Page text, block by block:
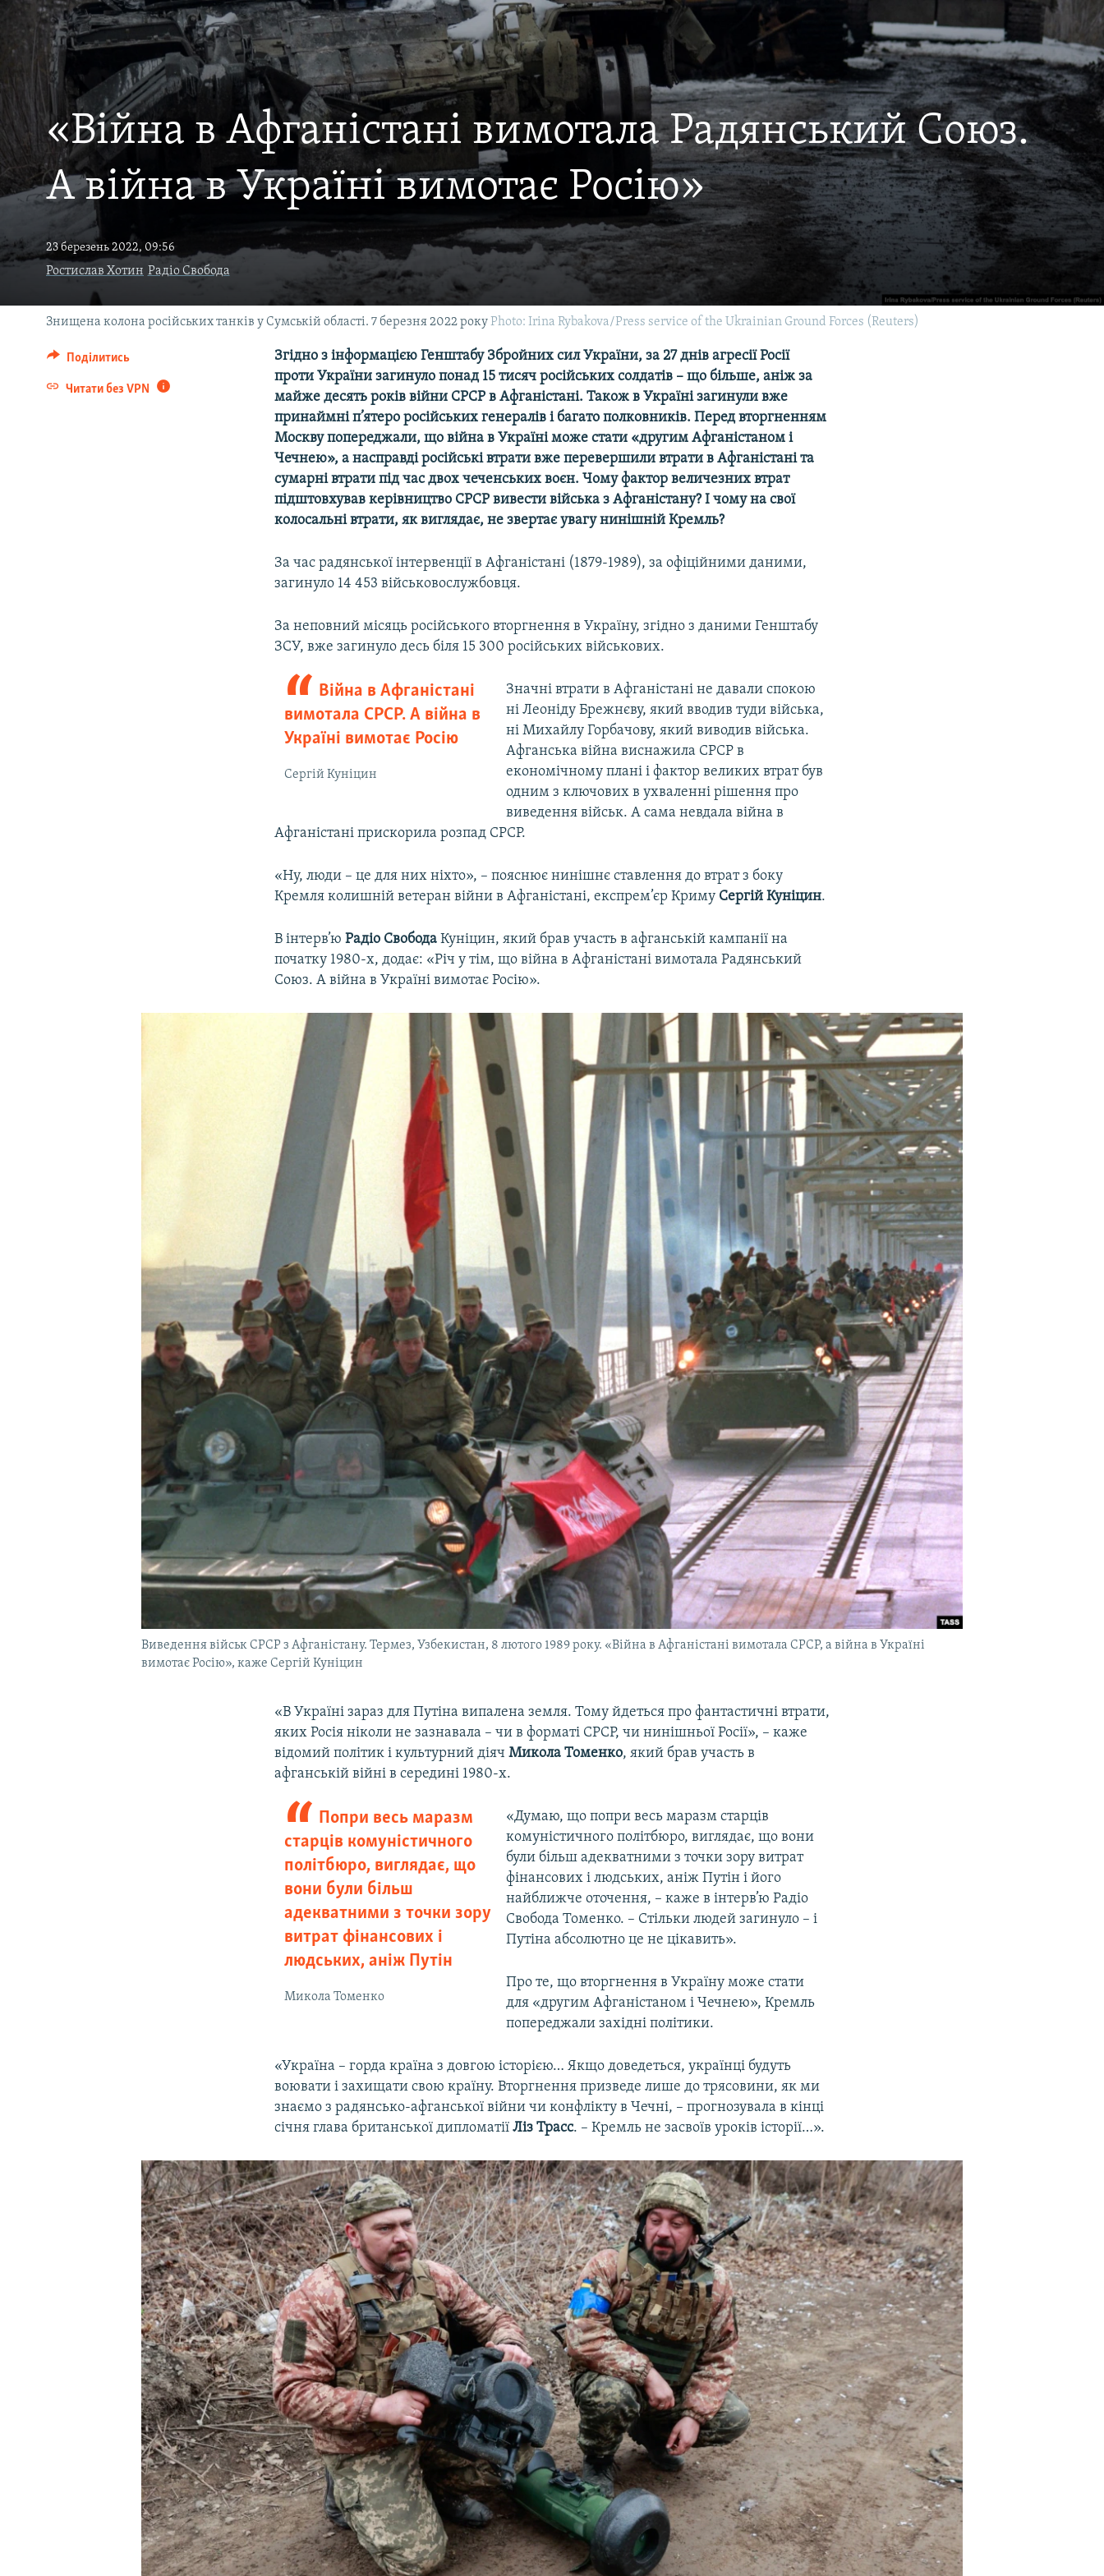
СВІДЧЕННЯ ОКУПАЦІЇ
УКРАЇНСЬКА ПРОБЛЕМА КРИМУ
ІНФОГРАФІКА
«Війна в Афганістані вимотала Радянський Союз.
А війна в Україні вимотає Росію»
23 березень 2022, 09:56
Ростислав Хотин Радіо Свобода
Знищена колона російських танків у Сумській області. 7 березня 2022 рокуPhoto: Irina Rybakova/Press service of the Ukrainian Ground Forces (Reuters)
Поділитись
Читати без VPN
Згідно з інформацією Генштабу Збройних сил України, за 27 днів агресії Росії
проти України загинуло понад 15 тисяч російських солдатів – що більше, аніж за
майже десять років війни СРСР в Афганістані. Також в Україні загинули вже
принаймні п’ятеро російських генералів і багато полковників. Перед вторгненням
Москву попереджали, що війна в Україні може стати «другим Афганістаном і
Чечнею», а насправді російські втрати вже перевершили втрати в Афганістані та
сумарні втрати під час двох чеченських воєн. Чому фактор величезних втрат
підштовхував керівництво СРСР вивести війська з Афганістану? І чому на свої
колосальні втрати, як виглядає, не звертає увагу нинішній Кремль?
За час радянської інтервенції в Афганістані (1879-1989), за офіційними даними,
загинуло 14 453 військовослужбовця.
За неповний місяць російського вторгнення в Україну, згідно з даними Генштабу
ЗСУ, вже загинуло десь біля 15 300 російських військових.
Війна в Афганістані
вимотала СРСР. А війна в
Україні вимотає Росію
Сергій Куніцин
Значні втрати в Афганістані не давали спокою
ні Леоніду Брежнєву, який вводив туди війська,
ні Михайлу Горбачову, який виводив війська.
Афганська війна виснажила СРСР в
економічному плані і фактор великих втрат був
одним з ключових в ухваленні рішення про
виведення військ. А сама невдала війна в
Афганістані прискорила розпад СРСР.
«Ну, люди – це для них ніхто», – пояснює нинішнє ставлення до втрат з боку
Кремля колишній ветеран війни в Афганістані, експрем’єр Криму Сергій Куніцин.
В інтерв’ю Радіо Свобода Куніцин, який брав участь в афганській кампанії на
початку 1980-х, додає: «Річ у тім, що війна в Афганістані вимотала Радянський
Союз. А війна в Україні вимотає Росію».
Виведення військ СРСР з Афганістану. Термез, Узбекистан, 8 лютого 1989 року. «Війна в Афганістані вимотала СРСР, а війна в Україні
вимотає Росію», каже Сергій Куніцин
«В Україні зараз для Путіна випалена земля. Тому йдеться про фантастичні втрати,
яких Росія ніколи не зазнавала – чи в форматі СРСР, чи нинішньої Росії», – каже
відомий політик і культурний діяч Микола Томенко, який брав участь в
афганській війні в середині 1980-х.
Попри весь маразм
старців комуністичного
політбюро, виглядає, що
вони були більш
адекватними з точки зору
витрат фінансових і
людських, аніж Путін
Микола Томенко
«Думаю, що попри весь маразм старців
комуністичного політбюро, виглядає, що вони
були більш адекватними з точки зору витрат
фінансових і людських, аніж Путін і його
найближче оточення, – каже в інтерв’ю Радіо
Свобода Томенко. – Стільки людей загинуло – і
Путіна абсолютно це не цікавить».
Про те, що вторгнення в Україну може стати
для «другим Афганістаном і Чечнею», Кремль
попереджали західні політики.
«Україна – горда країна з довгою історією… Якщо доведеться, українці будуть
воювати і захищати свою країну. Вторгнення призведе лише до трясовини, як ми
знаємо з радянсько-афганської війни чи конфлікту в Чечні, – прогнозувала в кінці
січня глава британської дипломатії Ліз Трасс. – Кремль не засвоїв уроків історії…».